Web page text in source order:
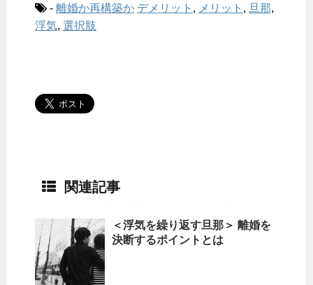
- 離婚か再構築か デメリット , メリット , 旦那,
浮気, 選択肢
関連記事
＜浮気を繰り返す旦那＞ 離婚を
決断するポイントとは